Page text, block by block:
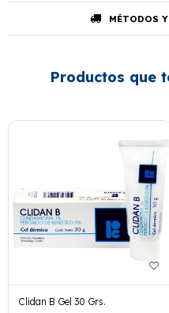
MÉTODOS
Productos que
Clidan B Gel 30 Grs.